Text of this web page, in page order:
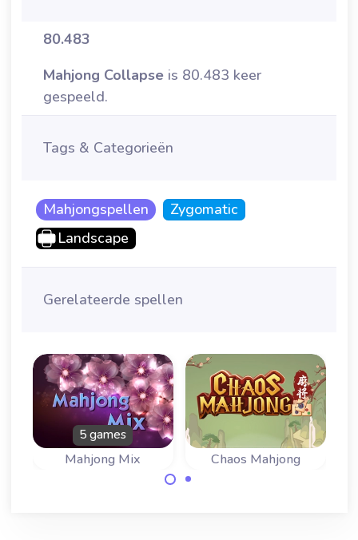
80.483
Mahjong Collapse is 80.483 keer
gespeeld.
Tags & Categorieën
Mahjongspellen
Zygomatic
Landscape
Gerelateerde spellen
Mahjong Mix
5 games
Chaos Mahjong